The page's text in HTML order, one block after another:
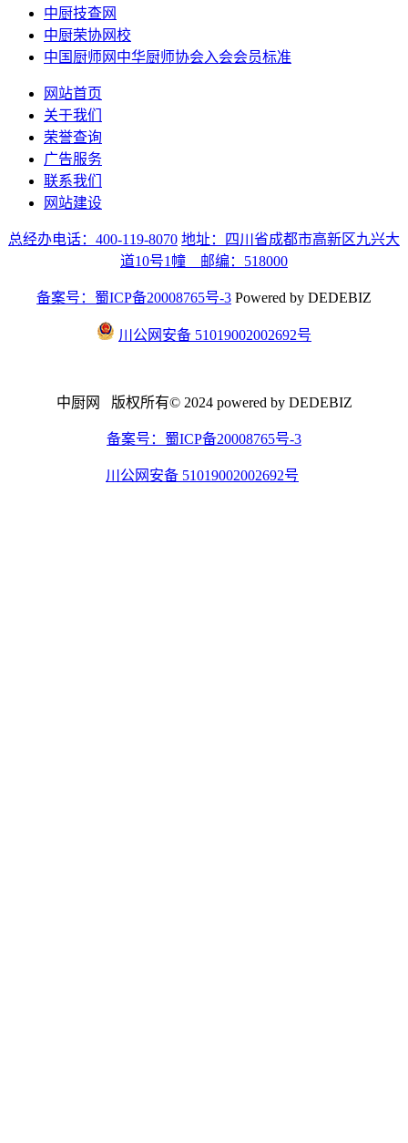
中厨技查网
中厨荣协网校
中国厨师网中华厨师协会入会会员标准
网站首页
关于我们
荣誉查询
广告服务
联系我们
网站建设
总经办电话：400-119-8070 地址：四川省成都市高新区九兴大
道10号1幢 邮编：518000
备案号：蜀ICP备20008765号-3 Powered by DEDEBIZ
川公网安备 51019002002692号
中厨网 版权所有© 2024 powered by DEDEBIZ
备案号：蜀ICP备20008765号-3
川公网安备 51019002002692号